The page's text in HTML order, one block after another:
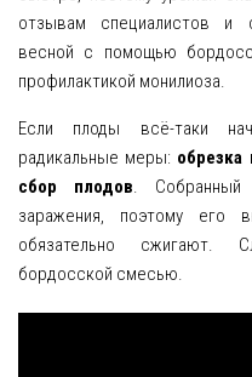
отзывам специалистов и
весной с помощью
профилактикой монилиоза.
Если плоды всё-таки
радикальные меры:
сбор плодов. Собранный
заражения, поэтому его
обязательно сжигают.
бордосской смесью.